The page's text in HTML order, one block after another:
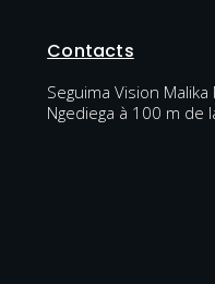
Contacts
Seguima Vision
Ngediega à 100 m de